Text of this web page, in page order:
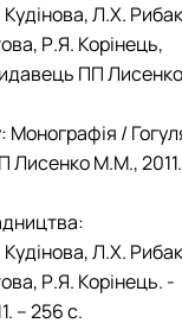
Л.Х.
Р.Я. Корінець,
ПП Лисенко
Монографія /
Лисенко М.М., 2011.
Л.Х.
Р.Я. Корінець. -
– 256 с.